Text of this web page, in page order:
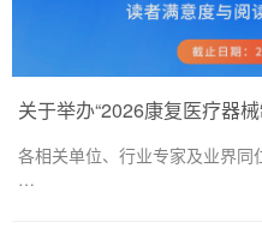
各相关单位、行业专家及业界同
…